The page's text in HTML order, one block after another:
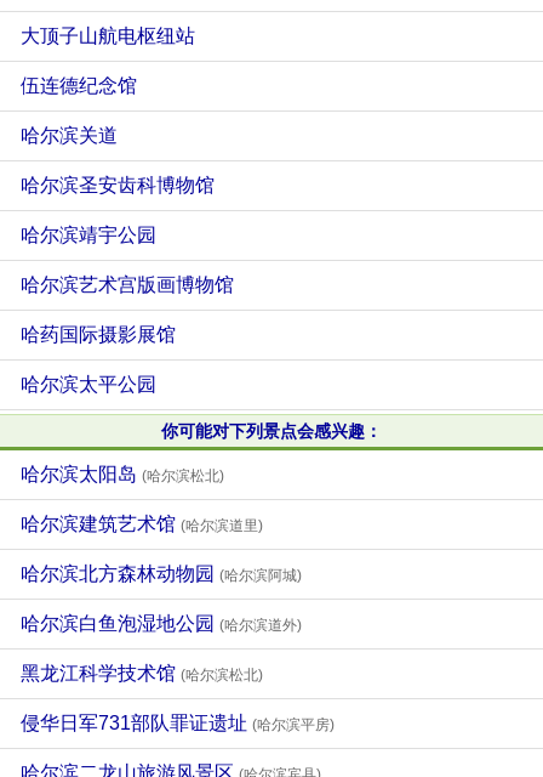
大顶子山航电枢纽站
伍连德纪念馆
哈尔滨关道
哈尔滨圣安齿科博物馆
哈尔滨靖宇公园
哈尔滨艺术宫版画博物馆
哈药国际摄影展馆
哈尔滨太平公园
你可能对下列景点会感兴趣：
哈尔滨太阳岛 (哈尔滨松北)
哈尔滨建筑艺术馆 (哈尔滨道里)
哈尔滨北方森林动物园 (哈尔滨阿城)
哈尔滨白鱼泡湿地公园 (哈尔滨道外)
黑龙江科学技术馆 (哈尔滨松北)
侵华日军731部队罪证遗址 (哈尔滨平房)
哈尔滨二龙山旅游风景区